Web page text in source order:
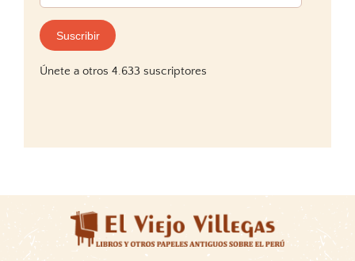
correo
electrónico:
Suscribir
Únete a otros 4.633 suscriptores